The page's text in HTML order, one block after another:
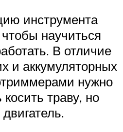
инструмента
научиться
В отличие
и аккумуляторных
нужно
траву, но